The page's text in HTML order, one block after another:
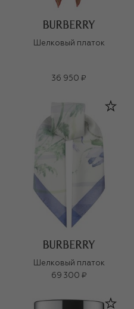
Шелковый платок
36 950 ₽
Шелковый платок
69 300 ₽